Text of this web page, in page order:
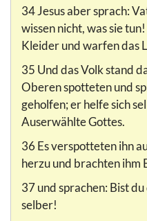
34 Jesus aber sprach:
wissen nicht, was sie
Kleider und warfen das
35 Und das Volk stand
Oberen spotteten und
geholfen; er helfe sich
Auserwählte Gottes.
36 Es verspotteten ihn
herzu und brachten ihm
37 und sprachen: Bist
selber!